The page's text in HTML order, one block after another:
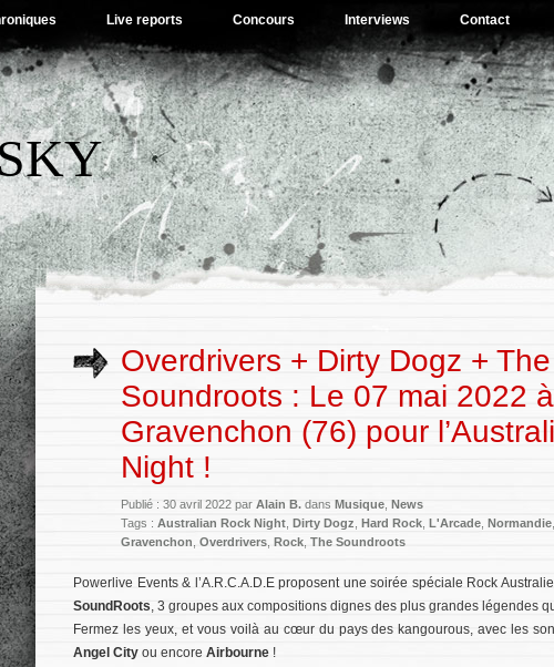
Live reports Concours Interviews Contact
Overdrivers + Dirty Dogz + The
Soundroots : Le 07 mai 2022
Gravenchon (76) pour
Night !
Publié : 30 avril 2022 par Alain B. dans Musique News
Tags : Australian Rock Night Dirty Dogz Hard Rock L'Arcade Normandie
Gravenchon Overdrivers Rock The Soundroots
Powerlive Events & l’A.R.C.A.D.E proposent une soirée spéciale Rock
SoundRoots, 3 groupes aux compositions dignes des plus grandes légendes
Fermez les yeux, et vous voilà au cœur du pays des kangourous, avec les
Angel City ou encore Airbourne !